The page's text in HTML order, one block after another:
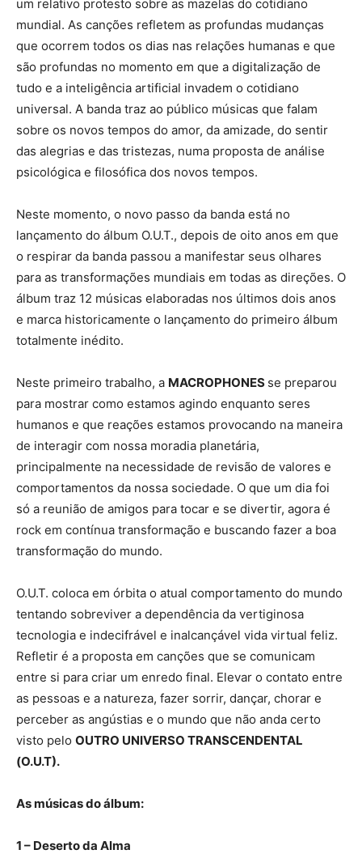
um relativo protesto sobre as mazelas do cotidiano
mundial. As canções refletem as profundas mudanças
que ocorrem todos os dias nas relações humanas e que
são profundas no momento em que a digitalização de
tudo e a inteligência artificial invadem o cotidiano
universal. A banda traz ao público músicas que falam
sobre os novos tempos do amor, da amizade, do sentir
das alegrias e das tristezas, numa proposta de análise
psicológica e filosófica dos novos tempos.
Neste momento, o novo passo da banda está no
lançamento do álbum O.U.T., depois de oito anos em que
o respirar da banda passou a manifestar seus olhares
para as transformações mundiais em todas as direções. O
álbum traz 12 músicas elaboradas nos últimos dois anos
e marca historicamente o lançamento do primeiro álbum
totalmente inédito.
Neste primeiro trabalho, a MACROPHONES se preparou
para mostrar como estamos agindo enquanto seres
humanos e que reações estamos provocando na maneira
de interagir com nossa moradia planetária,
principalmente na necessidade de revisão de valores e
comportamentos da nossa sociedade. O que um dia foi
só a reunião de amigos para tocar e se divertir, agora é
rock em contínua transformação e buscando fazer a boa
transformação do mundo.
O.U.T. coloca em órbita o atual comportamento do mundo
tentando sobreviver a dependência da vertiginosa
tecnologia e indecifrável e inalcançável vida virtual feliz.
Refletir é a proposta em canções que se comunicam
entre si para criar um enredo final. Elevar o contato entre
as pessoas e a natureza, fazer sorrir, dançar, chorar e
perceber as angústias e o mundo que não anda certo
visto pelo OUTRO UNIVERSO TRANSCENDENTAL
(O.U.T).
As músicas do álbum:
1 – Deserto da Alma